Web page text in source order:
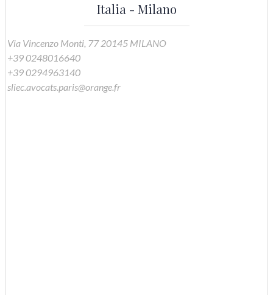
Italia - Milano
Via Vincenzo Monti, 77 20145 MILANO
+39 0248016640
+39 0294963140
sliec.avocats.paris@orange.fr